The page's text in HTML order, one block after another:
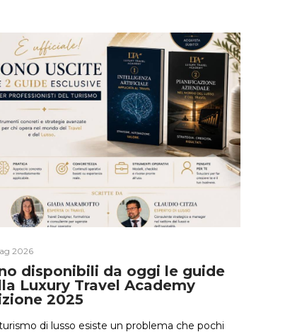
2026
disponibili da oggi le guide
Luxury Travel Academy
2025
di lusso esiste un problema che pochi